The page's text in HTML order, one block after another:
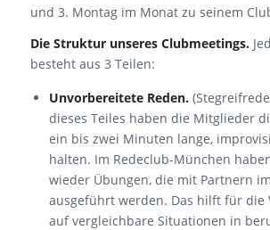
und 3. Montag im Monat zu seinem
Die Struktur unseres Clubmeetings.
besteht aus 3 Teilen:
Unvorbereitete Reden.
dieses Teiles haben die Mitglieder
ein bis zwei Minuten lange,
halten. Im Redeclub-München
wieder Übungen, die mit Partnern
ausgeführt werden. Das hilft für die
auf vergleichbare Situationen in